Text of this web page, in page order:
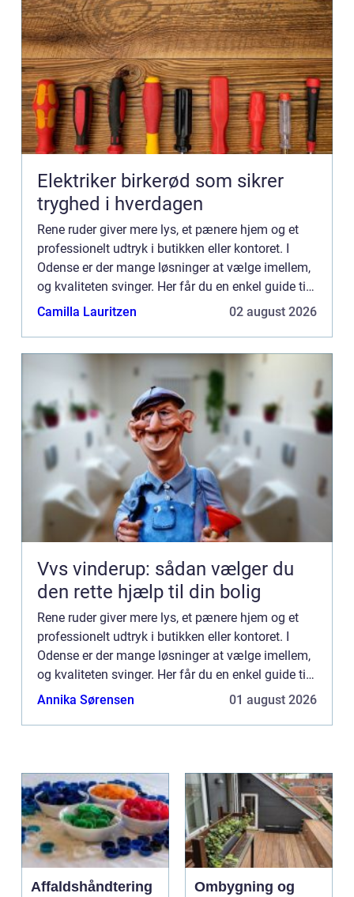
Elektriker birkerød som sikrer
tryghed i hverdagen
Rene ruder giver mere lys, et pænere hjem og et
professionelt udtryk i butikken eller kontoret. I
Odense er der mange løsninger at vælge imellem,
og kvaliteten svinger. Her får du en enkel guide til,
hvad god vinduespolering ...
Camilla Lauritzen 02 august 2026
Vvs vinderup: sådan vælger du
den rette hjælp til din bolig
Rene ruder giver mere lys, et pænere hjem og et
professionelt udtryk i butikken eller kontoret. I
Odense er der mange løsninger at vælge imellem,
og kvaliteten svinger. Her får du en enkel guide til,
hvad god vinduespolering ...
Annika Sørensen 01 august 2026
Affaldshåndtering
Ombygning og